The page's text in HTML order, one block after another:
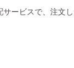
ービスで、注文